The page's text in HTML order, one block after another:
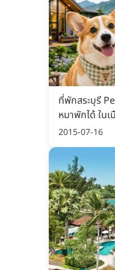
ที่พักสระบุรี
หมาพักได้ ใน
2015-07-16